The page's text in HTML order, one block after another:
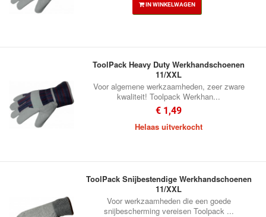
IN WINKELWAGEN
ToolPack Heavy Duty Werkhandschoenen
11/XXL
Voor algemene werkzaamheden, zeer zware
kwaliteit! Toolpack Werkhan...
€ 1,49
Helaas uitverkocht
ToolPack Snijbestendige Werkhandschoenen
11/XXL
Voor werkzaamheden die een goede
snijbescherming vereisen Toolpack ...